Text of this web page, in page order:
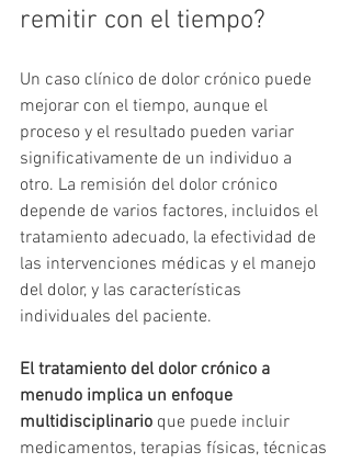
remitir con el tiempo?
Un caso clínico de dolor crónico puede
mejorar con el tiempo, aunque el
proceso y el resultado pueden variar
significativamente de un individuo a
otro. La remisión del dolor crónico
depende de varios factores, incluidos el
tratamiento adecuado, la efectividad de
las intervenciones médicas y el manejo
del dolor, y las características
individuales del paciente.
El tratamiento del dolor crónico a
menudo implica un enfoque
multidisciplinario que puede incluir
medicamentos, terapias físicas, técnicas